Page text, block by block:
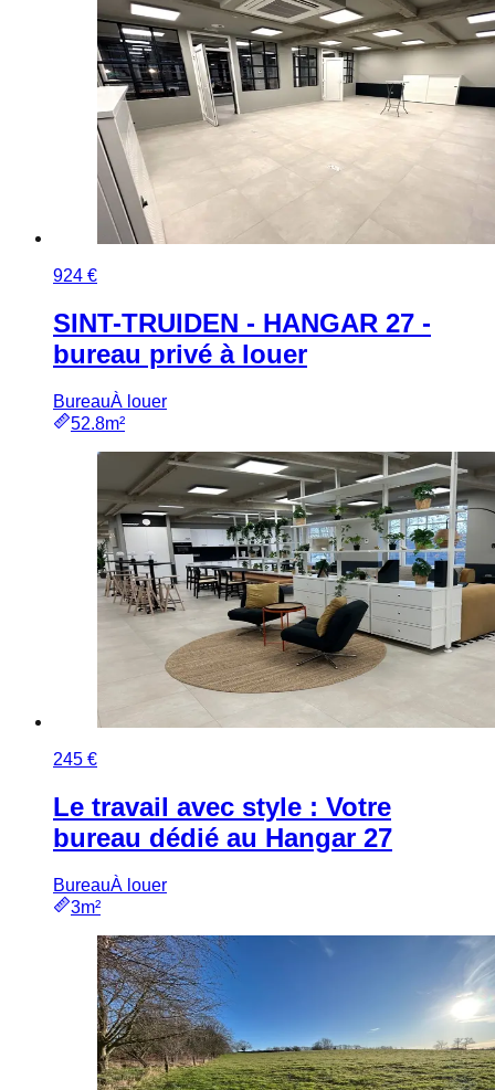
924 €
SINT-TRUIDEN - HANGAR 27 -
bureau privé à louer
BureauÀ louer
52.8m²
245 €
Le travail avec style : Votre
bureau dédié au Hangar 27
BureauÀ louer
3m²